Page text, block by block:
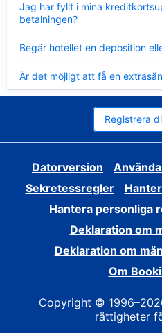
Jag har fyllt i mina
betalningen?
mindre
Begär hotellet en deposition
mindre
Är det möjligt att få en
mindre
Registrera
Datorversion
Sekretessregler
Hantera personliga
Deklaration om
Deklaration om
Om
Copyright ©
rättigheter